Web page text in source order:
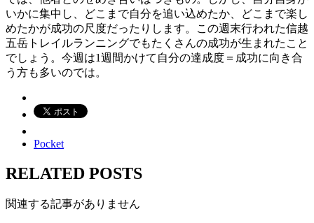
いかに集中し、どこまで自分を追い込めたか、どこまで楽し
めたかが成功の尺度だったりします。この週末行われた信越
五岳トレイルランニングでもたくさんの成功が生まれたこと
でしょう。今週は1週間かけて自分の達成度＝成功に向き合
う方も多いのでは。
Pocket
RELATED POSTS
関連する記事がありません